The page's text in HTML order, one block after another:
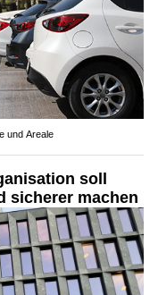
und Areale
soll
sicherer machen